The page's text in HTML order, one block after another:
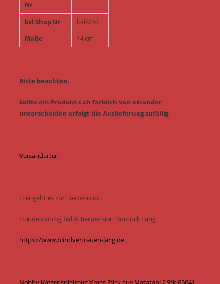
Nr
bvl Shop Nr
bvl8151
Maße
14 cm
Bitte beachten.
Sollte ein Produkt sich farblich von einander
unterscheiden erfolgt die Auslieferung zufällig.
Versandarten
Hier geht es zur Tierpension.
Hundetraining bvl & Tierpension Dominik Lang
https://www.blindvertrauen-lang.de
Nobby Katzenspielzeug Xmas Stick aus Matatabi 2 Stk 65641,